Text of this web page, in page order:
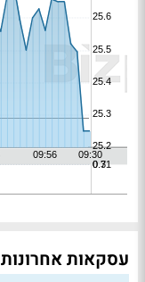
עסקאות אחרונות